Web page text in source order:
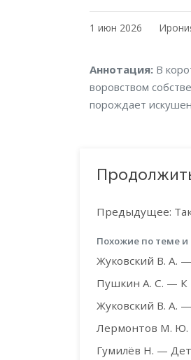
1 июн 2026
Аннотация: В
воровством
порождает
Предыдущее: Так
Похожие по теме
Жуковский В. А.
Пушкин А. С. — К
Жуковский В. А. —
Лермонтов М. Ю.
Гумилёв Н. —